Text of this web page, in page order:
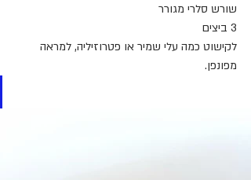
שורש סלרי מגורר
3 ביצים
לקישוט כמה עלי שמיר או פטרוזיליה, למראה
מפונפן.